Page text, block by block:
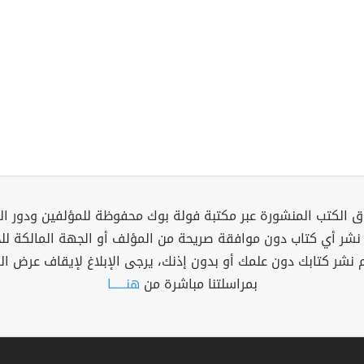
الكتب المنشورة عبر مكتبة فولة بوك محفوظة للمؤلفين ودور
نشر أي كتاب دون موافقة صريحة من المؤلف أو الجهة المالكة
نشر كتابك دون علمك أو بدون إذنك، يرجى الإبلاغ لإيقاف عرض
بمراسلتنا مباشرة من هنــــــا